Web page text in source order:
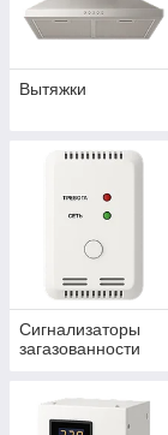
Вытяжки
Сигнализаторы
загазованности